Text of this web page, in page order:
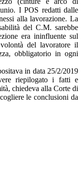
I POS redatti dalle
alla lavorazione. La
del C.M. sarebbe
era ininfluente sul
del lavoratore il
obbligatorio in ogni
in data 25/2/2019
riepilogato i fatti e
chiedeva alla Corte di
le conclusioni da